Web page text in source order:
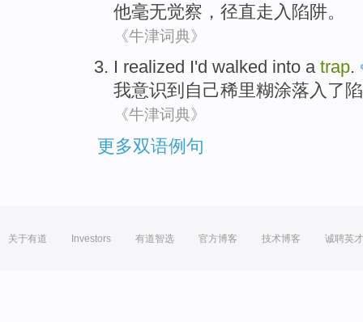
他毫无觉察 ， 径直走入陷阱。
《牛津词典》
I realized I'd walked into a trap.
我意识到 自己稀里糊涂落入 了
《牛津词典》
更多双语例句
关于有道 Investors 有道智选 官方博客 技术博客 诚聘英才